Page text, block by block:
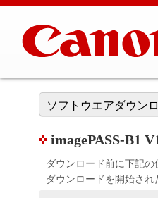
ソフトウエアダウン
imagePASS-B1
ダウンロード前に下記
ダウンロードを開始さ